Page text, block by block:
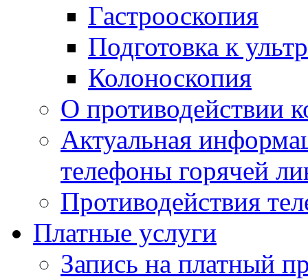
Гастрооскопия
Подготовка к
Колоноскопия
О противодействии
Актуальная
телефоны горячей
Противодействия
Платные услуги
Запись на платный